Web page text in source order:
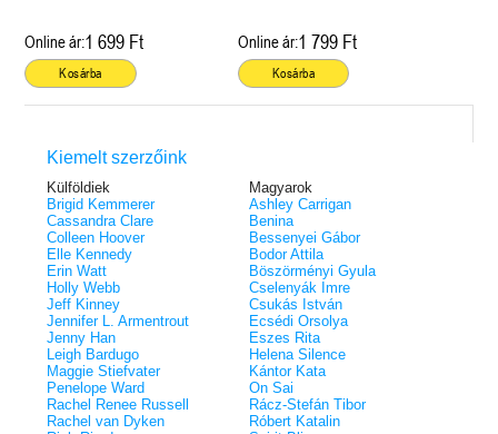
Online ár:1 699 Ft
Kosárba
Online ár:1 799 Ft
Kosárba
Kiemelt szerzőink
Külföldiek
Brigid Kemmerer
Cassandra Clare
Colleen Hoover
Elle Kennedy
Erin Watt
Holly Webb
Jeff Kinney
Jennifer L. Armentrout
Jenny Han
Leigh Bardugo
Maggie Stiefvater
Penelope Ward
Rachel Renee Russell
Rachel van Dyken
Magyarok
Ashley Carrigan
Benina
Bessenyei Gábor
Bodor Attila
Böszörményi Gyula
Cselenyák Imre
Csukás István
Ecsédi Orsolya
Eszes Rita
Helena Silence
Kántor Kata
On Sai
Rácz-Stefán Tibor
Róbert Katalin